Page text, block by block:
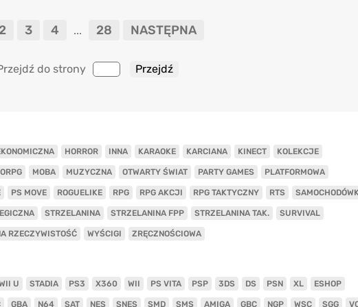
2 3 4 ... 28 NASTĘPNA
do strony
HORROR INNA KARAOKE KARCIANA KINECT KOLEKCJE
MOBA MUZYCZNA OTWARTY ŚWIAT PARTY GAMES PLATFORMOWA
PS MOVE ROGUELIKE RPG RPG AKCJI RPG TAKTYCZNY RTS
STRZELANINA STRZELANINA FPP STRZELANINA TAK. SURVIVAL
RZECZYWISTOŚĆ WYŚCIGI ZRĘCZNOŚCIOWA
U STADIA PS3 X360 WII PS VITA PSP 3DS DS PSN XL ESHOP
GBA N64 SAT NES SNES SMD SMS AMIGA GBC NGP WSC SGG